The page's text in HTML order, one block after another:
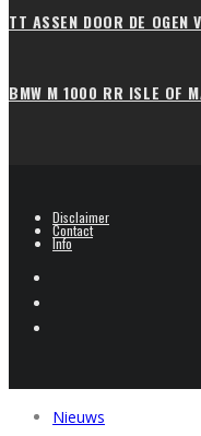
TT ASSEN DOOR DE OGEN
BMW M 1000 RR ISLE OF
Disclaimer
Contact
Info
Nieuws